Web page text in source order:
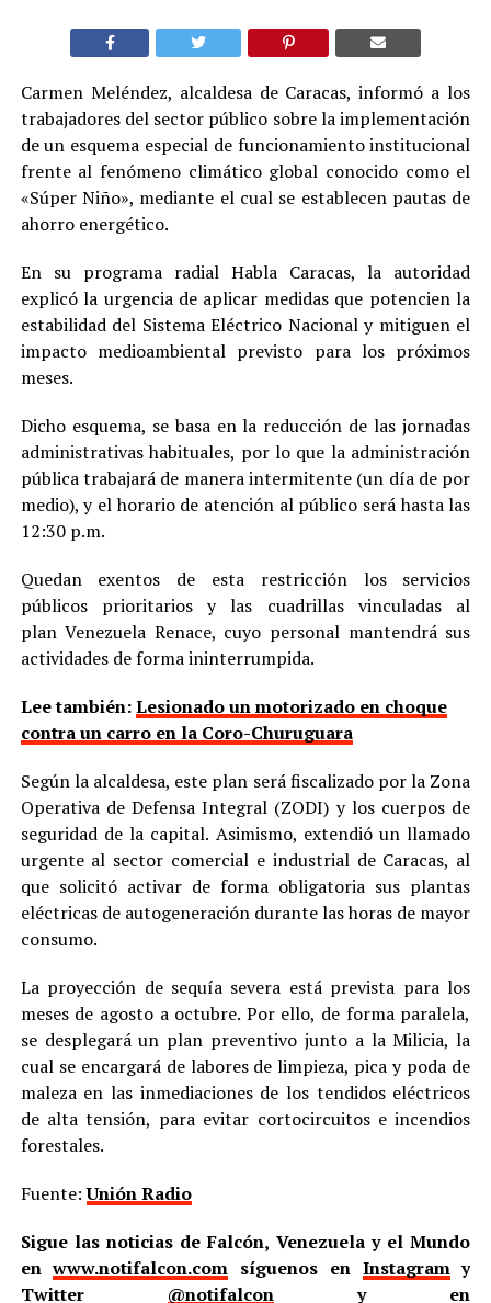
Carmen Meléndez, alcaldesa de Caracas, informó a los
trabajadores del sector público sobre la implementación
de un esquema especial de funcionamiento institucional
frente al fenómeno climático global conocido como el
«Súper Niño», mediante el cual se establecen pautas de
ahorro energético.
En su programa radial Habla Caracas, la autoridad
explicó la urgencia de aplicar medidas que potencien la
estabilidad del Sistema Eléctrico Nacional y mitiguen el
impacto medioambiental previsto para los próximos
meses.
Dicho esquema, se basa en la reducción de las jornadas
administrativas habituales, por lo que la administración
pública trabajará de manera intermitente (un día de por
medio), y el horario de atención al público será hasta las
12:30 p.m.
Quedan exentos de esta restricción los servicios
públicos prioritarios y las cuadrillas vinculadas al
plan Venezuela Renace, cuyo personal mantendrá sus
actividades de forma ininterrumpida.
Lee también:Lesionado un motorizado en choque
contra un carro en la Coro-Churuguara
Según la alcaldesa, este plan será fiscalizado por la Zona
Operativa de Defensa Integral (ZODI) y los cuerpos de
seguridad de la capital. Asimismo, extendió un llamado
urgente al sector comercial e industrial de Caracas, al
que solicitó activar de forma obligatoria sus plantas
eléctricas de autogeneración durante las horas de mayor
consumo.
La proyección de sequía severa está prevista para los
meses de agosto a octubre. Por ello, de forma paralela,
se desplegará un plan preventivo junto a la Milicia, la
cual se encargará de labores de limpieza, pica y poda de
maleza en las inmediaciones de los tendidos eléctricos
de alta tensión, para evitar cortocircuitos e incendios
forestales.
Fuente:Unión Radio
Sigue las noticias de Falcón, Venezuela y el Mundo
enwww.notifalcon.com síguenos en Instagramy
Twitter @notifalcony en